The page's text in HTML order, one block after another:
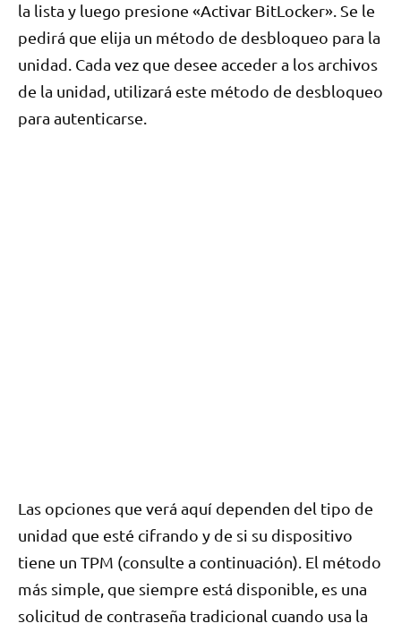
la lista y luego presione «Activar BitLocker». Se le
pedirá que elija un método de desbloqueo para la
unidad. Cada vez que desee acceder a los archivos
de la unidad, utilizará este método de desbloqueo
para autenticarse.
Las opciones que verá aquí dependen del tipo de
unidad que esté cifrando y de si su dispositivo
tiene un TPM (consulte a continuación). El método
más simple, que siempre está disponible, es una
solicitud de contraseña tradicional cuando usa la